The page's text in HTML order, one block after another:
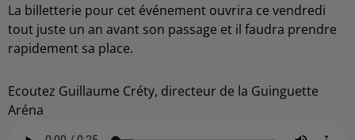
La billetterie pour cet événement ouvrira ce vendredi
tout juste un an avant son passage et il faudra prendre
rapidement sa place.
Ecoutez Guillaume Créty, directeur de la Guinguette
Aréna